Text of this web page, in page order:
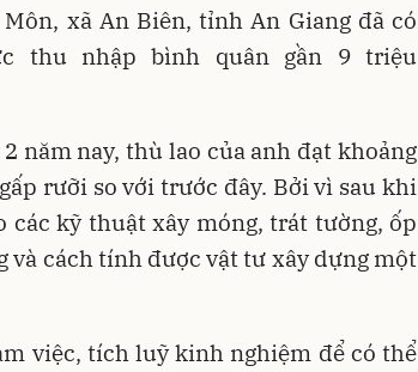
xã An Biên, tỉnh An Giang đã có
thu nhập bình quân gần 9 triệu
năm nay, thù lao của anh đạt khoảng
rưỡi so với trước đây. Bởi vì sau khi
các kỹ thuật xây móng, trát tường, ốp
và cách tính được vật tư xây dựng một
việc, tích luỹ kinh nghiệm để có thể